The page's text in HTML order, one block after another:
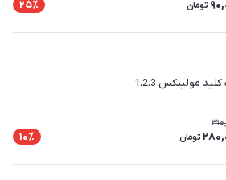
تومان 25٪
مولینکس 1.2.3
تومان 10٪